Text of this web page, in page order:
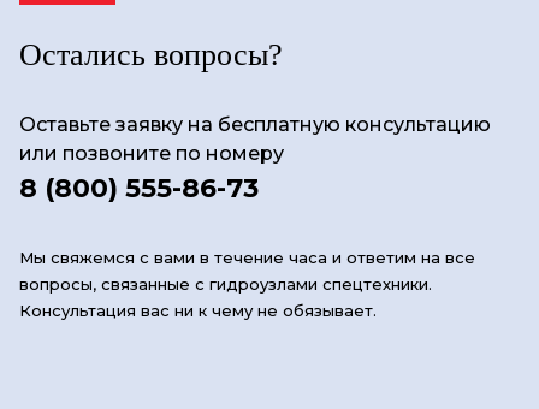
Остались вопросы?
Оставьте заявку на бесплатную консультацию
или позвоните по номеру
8 (800) 555-86-73
Мы свяжемся с вами в течение часа и ответим на все
вопросы, связанные с гидроузлами спецтехники.
Консультация вас ни к чему не обязывает.